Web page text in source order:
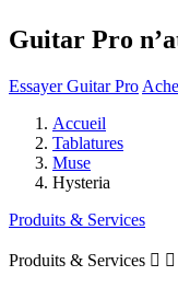
Guitar Pro
Essayer Guitar Pro
Accueil
Tablatures
Muse
Hysteria
Produits & Services
Produits & Services  